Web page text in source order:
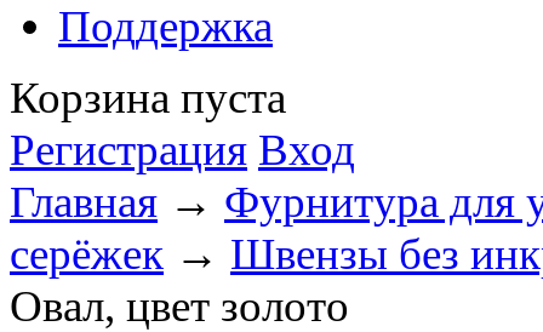
Поддержка
Корзина пуста
Регистрация Вход
Главная → Фурнитура для
серёжек → Швензы без
Овал, цвет золото